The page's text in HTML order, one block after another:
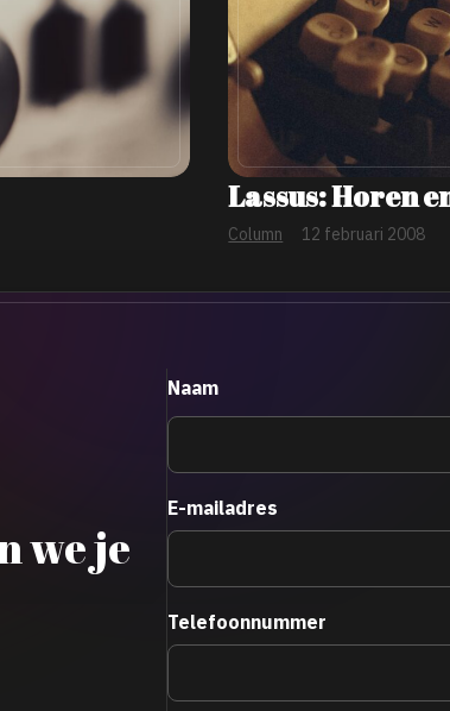
Lassus: Horen
Column 12 februari 2008
we je
Naam
E-mailadres
Telefoonnummer